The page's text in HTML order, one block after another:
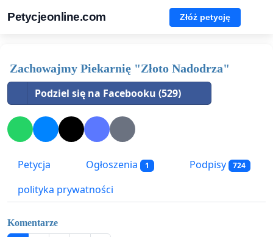
Petycjeonline.com Złóż petycję
Zachowajmy Piekarnię "Złoto Nadodrza"
Podziel się na Facebooku (529)
Petycja Ogłoszenia 1 Podpisy 724
polityka prywatności
Komentarze